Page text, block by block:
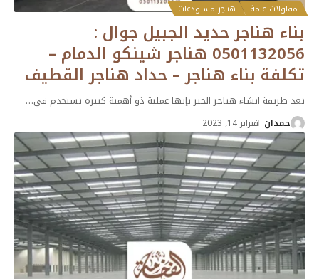
مقاولات عامة هناجر مستودعات
بناء هناجر حديد الجبيل جوال :
0501132056 هناجر شينكو الدمام –
تكلفة بناء هناجر – حداد هناجر القطيف
تعد طريقة انشاء هناجر الخبر بإنها عملية ذو أهمية كبيرة تستخدم في…
حمدان فبراير 14, 2023